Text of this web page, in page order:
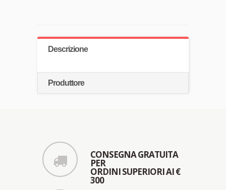
Descrizione
Produttore
CONSEGNA GRATUITA
PER
ORDINI SUPERIORI AI €
300